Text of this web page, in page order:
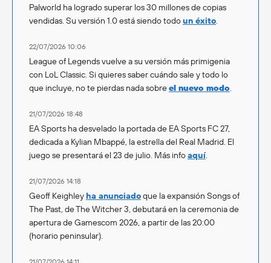
Palworld ha logrado superar los 30 millones de copias
vendidas. Su versión 1.0 está siendo todoun éxito.
22/07/2026 10:06
League of Legends vuelve a su versión más primigenia
con LoL Classic. Si quieres saber cuándo sale y todo lo
que incluye, no te pierdas nada sobreel nuevo modo.
21/07/2026 18:48
EA Sports ha desvelado la portada de EA Sports FC 27,
dedicada a Kylian Mbappé, la estrella del Real Madrid. El
juego se presentará el 23 de julio. Más infoaquí.
21/07/2026 14:18
Geoff Keighley ha anunciadoque la expansión Songs of
The Past, de The Witcher 3, debutará en la ceremonia de
apertura de Gamescom 2026, a partir de las 20:00
(horario peninsular).